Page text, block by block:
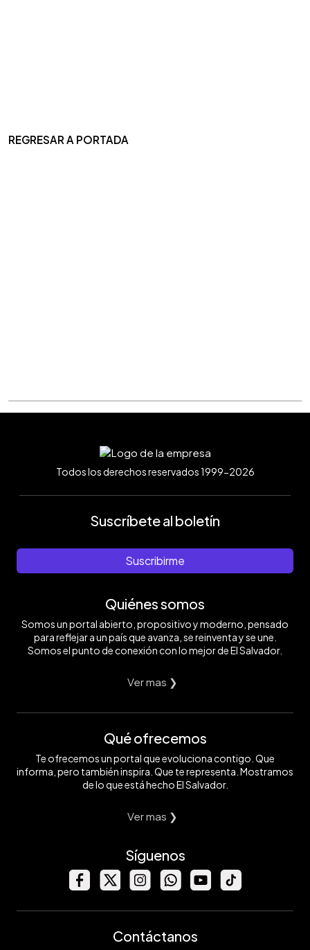
REGRESAR A PORTADA
Todos los derechos reservados 1999-2026
Suscríbete al boletín
Suscribirme
Quiénes somos
Somos un portal abierto, propositivo y moderno, pensado
para reflejar a un país que avanza, se reinventa y se une.
Somos el punto de conexión con lo mejor de El Salvador.
Ver mas ❯
Qué ofrecemos
Te ofrecemos un portal que evoluciona contigo. Que
informa, pero también inspira. Que te representa. Mostramos
de lo que está hecho El Salvador.
Ver mas ❯
Síguenos
Contáctanos